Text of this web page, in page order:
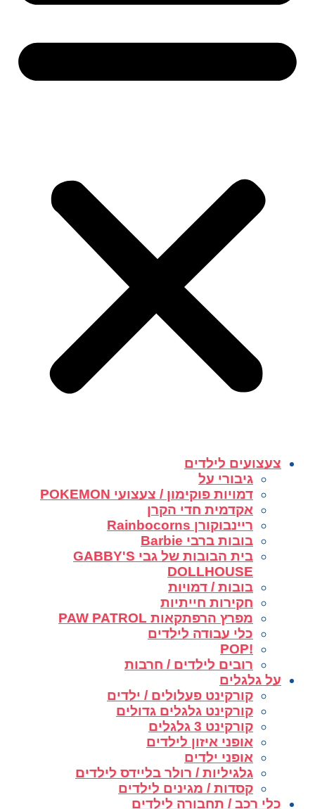
צעצועים לילדים
גיבורי על
דמויות פוקימון / צעצועי POKEMON
אקדמית חדי הקרן
ריינבוקורן Rainbocorns
בובות ברבי Barbie
בית הבובות של גבי GABBY'S
DOLLHOUSE
בובות / דמויות
חקירות חייתיות
מפרץ הרפתקאות PAW PATROL
כלי עבודה לילדים
!POP
רובים לילדים / חרבות
על גלגלים
קורקינט פעלולים / ילדים
קורקינט גלגלים גדולים
קורקינט 3 גלגלים
אופני איזון לילדים
אופני ילדים
גלגיליות / רולר בליידס לילדים
קסדות / מגינים לילדים
כלי רכב / תחבורה לילדים